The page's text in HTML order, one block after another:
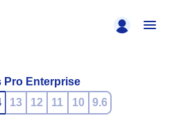
Pro Enterprise
13 12 11 10 9.6